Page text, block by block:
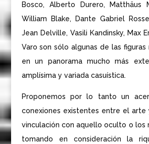
Bosco, Alberto Durero, Matthäus
William Blake, Dante Gabriel
Jean Delville, Vasili Kandinsky, Max
Varo son sólo algunas de las figuras
en un panorama mucho más
amplísima y variada casuística.
Proponemos por lo tanto un
conexiones existentes entre el arte
vinculación con aquello oculto o los
tomando en consideración la